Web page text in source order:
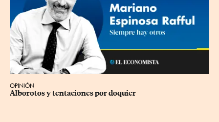
OPINIÓN
Alborotos y tentaciones por doquier